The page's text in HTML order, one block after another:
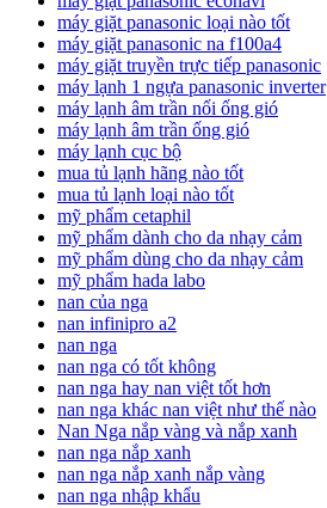
máy giặt panasonic loại nào tốt
máy giặt panasonic na f100a4
máy giặt truyền trực tiếp panasonic
máy lạnh 1 ngựa panasonic inverter
máy lạnh âm trần nối ống gió
máy lạnh âm trần ống gió
máy lạnh cục bộ
mua tủ lạnh hãng nào tốt
mua tủ lạnh loại nào tốt
mỹ phẩm cetaphil
mỹ phẩm dành cho da nhạy cảm
mỹ phẩm dùng cho da nhạy cảm
mỹ phẩm hada labo
nan của nga
nan infinipro a2
nan nga
nan nga có tốt không
nan nga hay nan việt tốt hơn
nan nga khác nan việt như thế nào
Nan Nga nắp vàng và nắp xanh
nan nga nắp xanh
nan nga nắp xanh nắp vàng
nan nga nhập khẩu